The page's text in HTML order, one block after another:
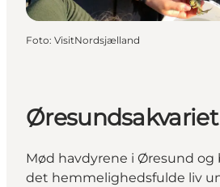
Foto: VisitNordsjælland
Øresundsakvariet
Mød havdyrene i Øresund og
det hemmelighedsfulde liv